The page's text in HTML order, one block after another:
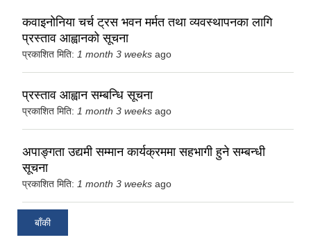
कवाइनोनिया चर्च ट्रस भवन मर्मत तथा व्यवस्थापनका लागि
प्रस्ताव आह्वानको सूचना
प्रकाशित मिति: 1 month 3 weeks ago
प्रस्ताव आह्वान सम्बन्धि सूचना
प्रकाशित मिति: 1 month 3 weeks ago
अपाङ्गता उद्यमी सम्मान कार्यक्रममा सहभागी हुने सम्बन्धी
सूचना
प्रकाशित मिति: 1 month 3 weeks ago
बाँकी